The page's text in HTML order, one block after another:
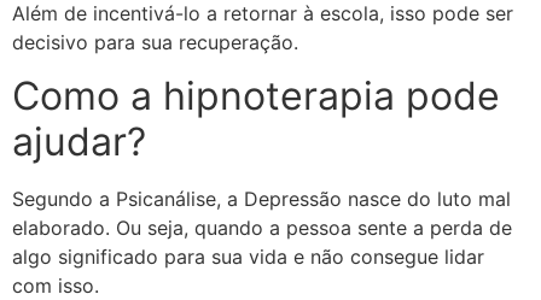
Além de incentivá-lo a retornar à escola, isso pode ser
decisivo para sua recuperação.
Como a hipnoterapia pode
ajudar?
Segundo a Psicanálise, a Depressão nasce do luto mal
elaborado. Ou seja, quando a pessoa sente a perda de
algo significado para sua vida e não consegue lidar
com isso.